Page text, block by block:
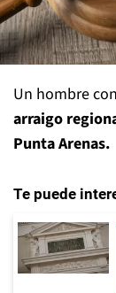
Un hombre
arraigo
Punta Arenas.
Te puede